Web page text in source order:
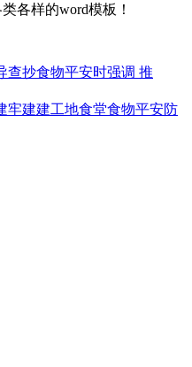
各样的word模板！
查抄食物平安时强调 推
牢建建工地食堂食物平安防